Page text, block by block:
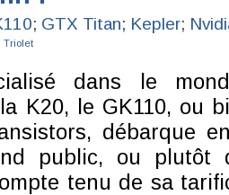
; GTX Titan; Kepler;
Triolet
dans le
K20, le GK110, ou
débarque
public, ou plutôt
tenu de sa